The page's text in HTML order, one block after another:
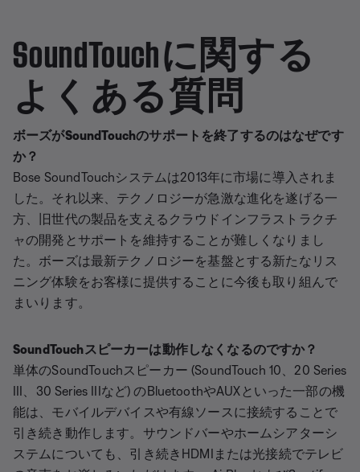
SoundTouchに関する
よくある質問
ボーズがSoundTouchのサポートを終了するのはなぜです
か？​
Bose SoundTouchシステムは2013年に市場に導入されま
した。それ以来、テクノロジーが急激な進化を遂げる一
方、旧世代の製品を支えるクラウドインフラストラクチ
ャの開発とサポートを維持することが難しくなりまし
た。ボーズは最新テクノロジーを基盤とする新たなリス
ニング体験をお客様に提供することに今後も取り組んで
まいります。
SoundTouchスピーカーは動作しなくなるのですか？
単体のSoundTouchスピーカー (SoundTouch 10、20 Series
III、30 Series IIIなど) のBluetoothやAUXといった一部の機
能は、モバイルデバイスや有線ソースに接続することで
引き続き動作します。サウンドバーやホームシアターシ
ステムについても、引き続きHDMIまたは光接続でテレビ